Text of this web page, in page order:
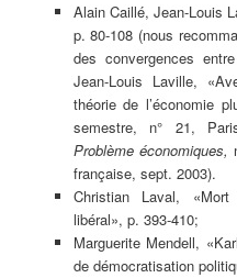
Alain Caillé, Jean-Louis
p. 80-108 (nous
des convergences
Jean-Louis Laville,
théorie de l’économie
semestre, n° 21,
Problème économiques,
française, sept. 2003).
Christian Laval,
libéral», p. 393-410;
Marguerite Mendell,
de démocratisation